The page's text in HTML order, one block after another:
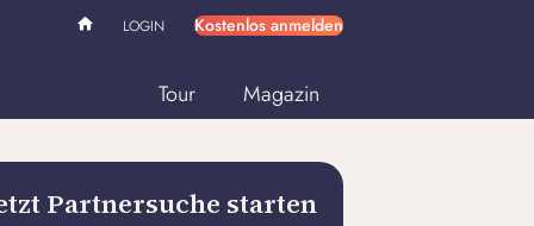
LOGIN Kostenlos anmelden
Tour Magazin
Partnersuche starten